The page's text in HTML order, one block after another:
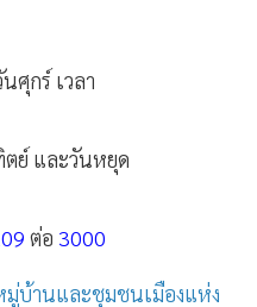
ศุกร์ เวลา
ตย์ และวันหยุด
ต่อ 3000
บ้านและชุมชนเมืองแห่ง